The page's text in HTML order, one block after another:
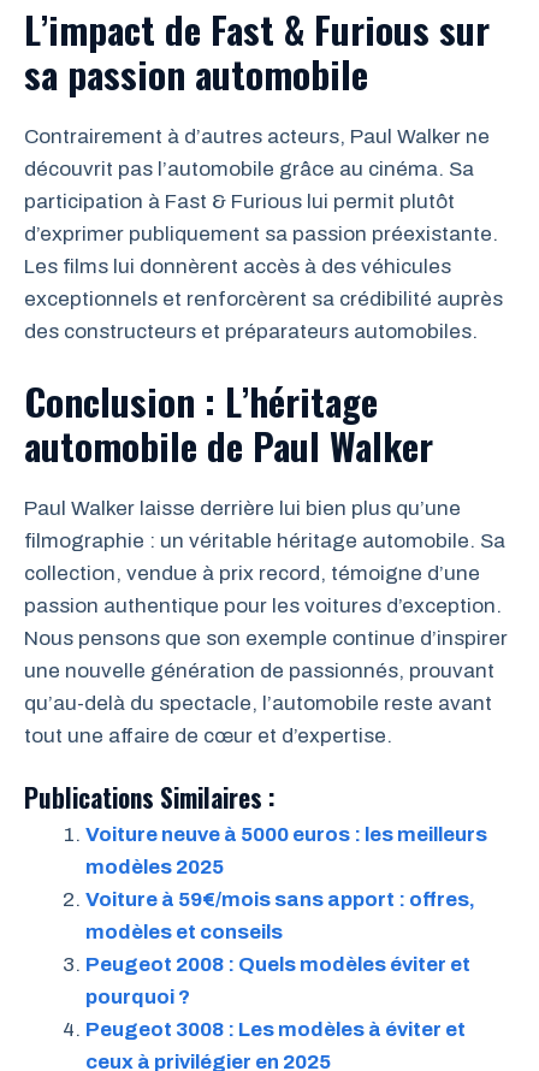
L’impact de Fast & Furious sur
sa passion automobile
Contrairement à d’autres acteurs, Paul Walker ne
découvrit pas l’automobile grâce au cinéma. Sa
participation à Fast & Furious lui permit plutôt
d’exprimer publiquement sa passion préexistante.
Les films lui donnèrent accès à des véhicules
exceptionnels et renforcèrent sa crédibilité auprès
des constructeurs et préparateurs automobiles.
Conclusion : L’héritage
automobile de Paul Walker
Paul Walker laisse derrière lui bien plus qu’une
filmographie : un véritable héritage automobile. Sa
collection, vendue à prix record, témoigne d’une
passion authentique pour les voitures d’exception.
Nous pensons que son exemple continue d’inspirer
une nouvelle génération de passionnés, prouvant
qu’au-delà du spectacle, l’automobile reste avant
tout une affaire de cœur et d’expertise.
Publications Similaires :
Voiture neuve à 5000 euros : les meilleurs
modèles 2025
Voiture à 59€/mois sans apport : offres,
modèles et conseils
Peugeot 2008 : Quels modèles éviter et
pourquoi ?
Peugeot 3008 : Les modèles à éviter et
ceux à privilégier en 2025